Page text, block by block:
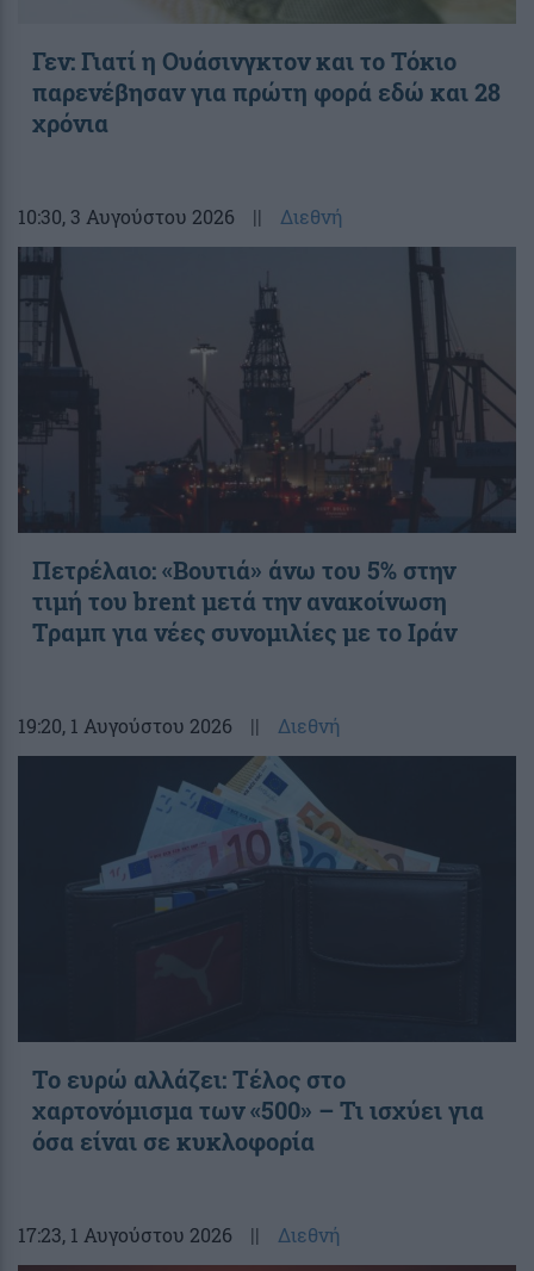
Γεν: Γιατί η Ουάσινγκτον και το Τόκιο
παρενέβησαν για πρώτη φορά εδώ και 28
χρόνια
10:30, 3 Αυγούστου 2026 || Διεθνή
Πετρέλαιο: «Βουτιά» άνω του 5% στην
τιμή του brent μετά την ανακοίνωση
Τραμπ για νέες συνομιλίες με το Ιράν
19:20, 1 Αυγούστου 2026 || Διεθνή
Το ευρώ αλλάζει: Τέλος στο
χαρτονόμισμα των «500» – Τι ισχύει για
όσα είναι σε κυκλοφορία
17:23, 1 Αυγούστου 2026 || Διεθνή